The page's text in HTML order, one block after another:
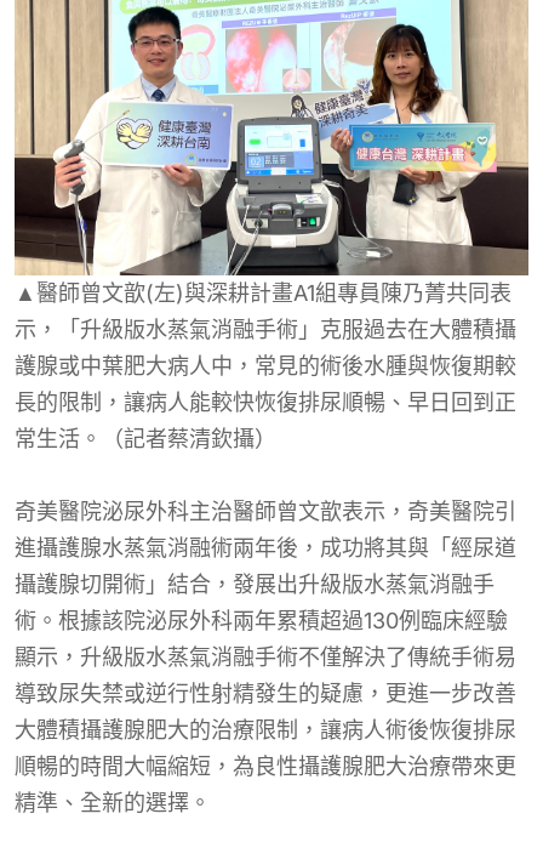
▲醫師曾文歆(左)與深耕計畫A1組專員陳乃菁共同表
示，「升級版水蒸氣消融手術」克服過去在大體積攝
護腺或中葉肥大病人中，常見的術後水腫與恢復期較
長的限制，讓病人能較快恢復排尿順暢、早日回到正
常生活。（記者蔡清欽攝）
奇美醫院泌尿外科主治醫師曾文歆表示，奇美醫院引
進攝護腺水蒸氣消融術兩年後，成功將其與「經尿道
攝護腺切開術」結合，發展出升級版水蒸氣消融手
術。根據該院泌尿外科兩年累積超過130例臨床經驗
顯示，升級版水蒸氣消融手術不僅解決了傳統手術易
導致尿失禁或逆行性射精發生的疑慮，更進一步改善
大體積攝護腺肥大的治療限制，讓病人術後恢復排尿
順暢的時間大幅縮短，為良性攝護腺肥大治療帶來更
精準、全新的選擇。